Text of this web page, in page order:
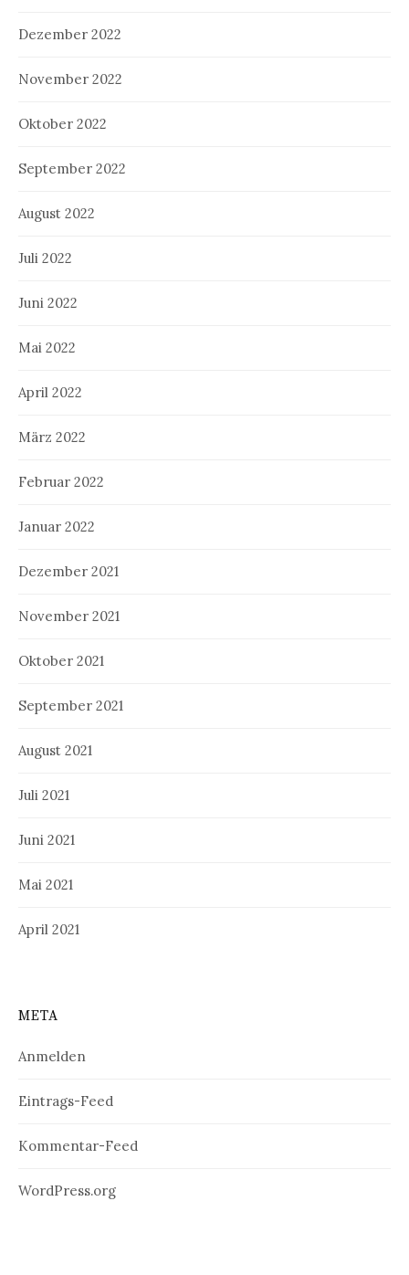
Dezember 2022
November 2022
Oktober 2022
September 2022
August 2022
Juli 2022
Juni 2022
Mai 2022
April 2022
März 2022
Februar 2022
Januar 2022
Dezember 2021
November 2021
Oktober 2021
September 2021
August 2021
Juli 2021
Juni 2021
Mai 2021
April 2021
META
Anmelden
Eintrags-Feed
Kommentar-Feed
WordPress.org